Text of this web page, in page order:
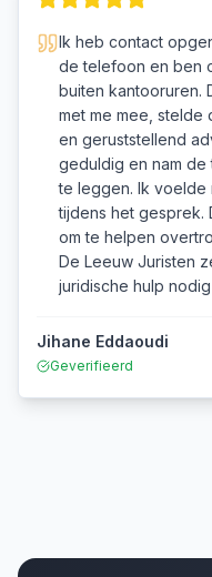
Ik heb contact
de telefoon en ben
buiten kantooruren.
met me mee, stelde
en geruststellend
geduldig en nam de
te leggen. Ik voelde
tijdens het gesprek.
om te helpen
De Leeuw Juristen
juridische hulp
Jihane Eddaoudi
Geverifieerd